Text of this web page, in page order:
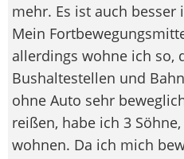
mehr. Es ist auch besser
Mein
allerdings wohne ich so,
Bushaltestellen und
ohne Auto sehr
reißen, habe ich 3
wohnen. Da ich mich